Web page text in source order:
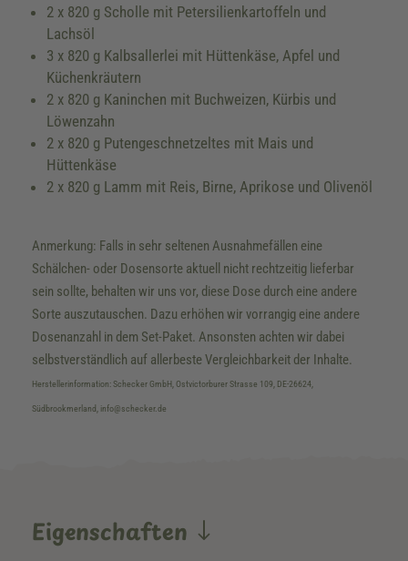
2 x 820 g Scholle mit Petersilienkartoffeln und
Lachsöl
3 x 820 g Kalbsallerlei mit Hüttenkäse, Apfel und
Küchenkräutern
2 x 820 g Kaninchen mit Buchweizen, Kürbis und
Löwenzahn
2 x 820 g Putengeschnetzeltes mit Mais und
Hüttenkäse
2 x 820 g Lamm mit Reis, Birne, Aprikose und Olivenöl
Anmerkung: Falls in sehr seltenen Ausnahmefällen eine
Schälchen- oder Dosensorte aktuell nicht rechtzeitig lieferbar
sein sollte, behalten wir uns vor, diese Dose durch eine andere
Sorte auszutauschen. Dazu erhöhen wir vorrangig eine andere
Dosenanzahl in dem Set-Paket. Ansonsten achten wir dabei
selbstverständlich auf allerbeste Vergleichbarkeit der Inhalte.
Herstellerinformation: Schecker GmbH, Ostvictorburer Strasse 109, DE-26624,
Südbrookmerland, info@schecker.de
Eigenschaften